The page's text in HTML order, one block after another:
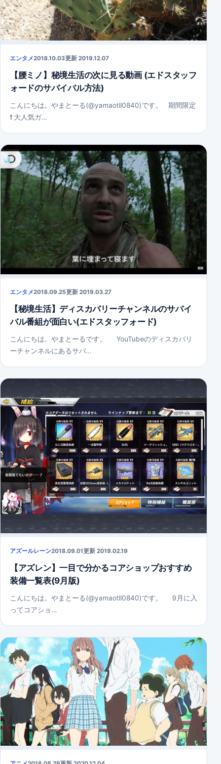
エンタメ2018.10.03更新 2019.12.07
【腰ミノ】秘境生活の次に見る動画 (エドスタッフ
ォードのサバイバル方法)
こんにちは。やまとーる(@yamaotll0840)です。 期間限定
❗ 大人気ガ…
エンタメ2018.09.25更新 2019.03.27
【秘境生活】ディスカバリーチャンネルのサバイ
バル番組が面白い(エドスタッフォード)
こんにちは。やまとーるです。 YouTubeのディスカバリ
ーチャンネルにあるサバ…
アズールレーン2018.09.01更新 2019.02.19
【アズレン】一目で分かるコアショップおすすめ
装備一覧表(9月版)
こんにちは。やまとーる(@yamaotll0840)です。 9月に入
ってコアショ…